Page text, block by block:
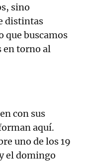
sino
distintas
que buscamos
en torno al
con sus
aquí.
uno de los 19
el domingo